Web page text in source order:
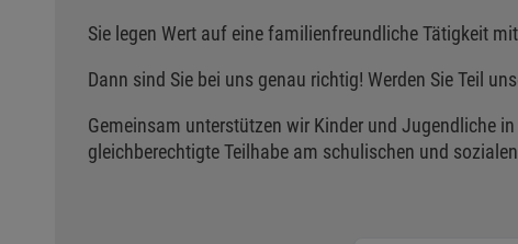
Sie legen Wert auf eine familienfreundliche Tätigkeit
Dann sind Sie bei uns genau richtig! Werden Sie Teil
Gemeinsam unterstützen wir Kinder und Jugendliche
gleichberechtigte Teilhabe am schulischen und